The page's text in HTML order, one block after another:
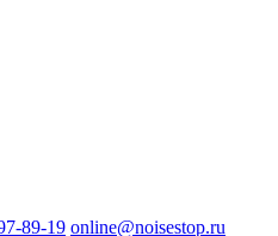
89-19 online@noisestop.ru